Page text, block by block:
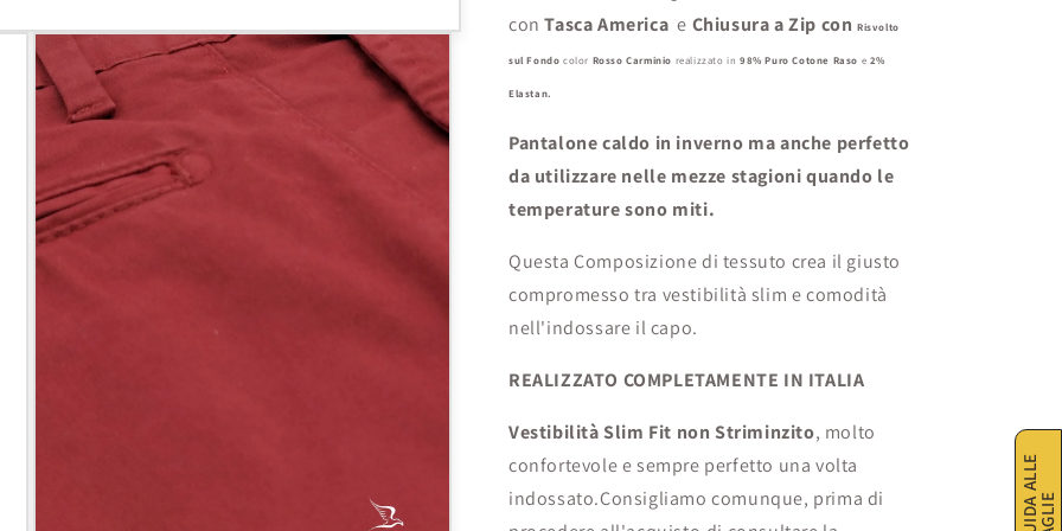
con Tasca Americae Chiusura a Zip conRisvolto
sul Fondo color Rosso Carminio realizzato in 98% Puro Cotone Raso e 2%
Elastan.
Pantalone caldo in inverno ma anche perfetto
da utilizzare nelle mezze stagioni quando le
temperature sono miti.
Questa Composizione di tessuto crea il giusto
compromesso tra vestibilità slim e comodità
nell'indossare il capo.
REALIZZATO COMPLETAMENTE IN ITALIA
Vestibilità Slim Fit non Striminzito, molto
confortevole e sempre perfetto una volta
indossato.Consigliamo comunque, prima di
G
U
I
D
A
A
L
L
E
T
A
G
L
IE